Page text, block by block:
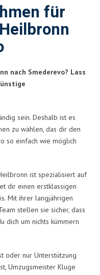
für
nach Smederevo? Lass
sein. Deshalb ist es
zu wählen, das dir den
so einfach wie möglich
ist spezialisiert auf
dir einen erstklassigen
Mit ihrer langjährigen
stellen sie sicher, dass
dich um nichts kümmern
oder nur Unterstützung
Umzugsmeister Kluge